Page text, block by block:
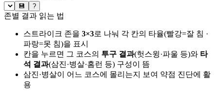
💾 ?
존별 결과 읽는 법
스트라이크 존을 3×3로 나눠 각 칸의 타율(빨강=잘 침 ·
파랑=못 침)을 표시
칸을 누르면 그 코스의 투구 결과(헛스윙·파울 등)와 타
석 결과(삼진·병살·홈런 등) 구성이 뜸
삼진·병살이 어느 코스에 몰리는지 보여 약점 진단에 활
용